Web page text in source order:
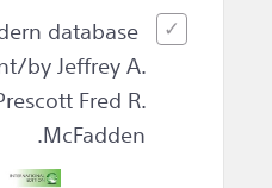
database
by Jeffrey A.
Fred R.
McFadden.